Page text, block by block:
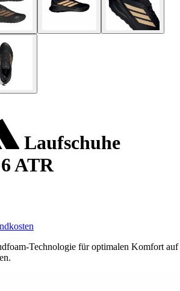
Laufschuhe
ATR
Technologie für optimalen Komfort auf